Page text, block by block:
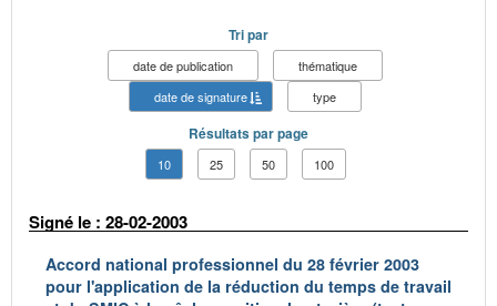
Tri par
date de publication
thématique
date de signature
type
Résultats par page
10 25 50 100
Signé le : 28-02-2003
Accord national professionnel du 28 février 2003
pour l'application de la réduction du temps de travail